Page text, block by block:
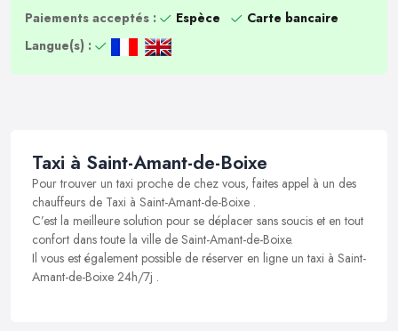
Paiements acceptés :
Espèce
Carte bancaire
Langue(s) :
Taxi à Saint-Amant-de-Boixe
Pour trouver un taxi proche de chez vous, faites appel à un des
chauffeurs de Taxi à Saint-Amant-de-Boixe .
C’est la meilleure solution pour se déplacer sans soucis et en tout
confort dans toute la ville de Saint-Amant-de-Boixe.
Il vous est également possible de réserver en ligne un taxi à Saint-
Amant-de-Boixe 24h/7j .